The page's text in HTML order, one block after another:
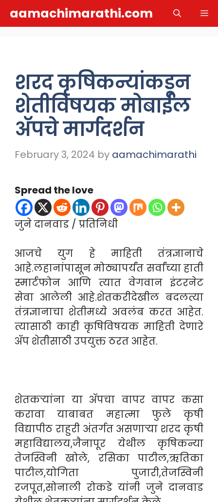
aamachimarathi.com
शरद कृषिकन्यांकडून
शेतीविषयक मोबाईल
ॲपचे मार्गदर्शन
February 3, 2024 by aamachimarathi
Spread the love
जुने दानवाड / प्रतिनिधी
आजचे युग हे माहिती तंत्रज्ञानाचे
आहे.लहानांपासून मोठ्यापर्यंत सर्वांच्या हाती
स्मार्टफोन आणि त्यात वेगवान इंटरनेट
सेवा आलेली आहे.शेतकरीदेखील बदलत्या
तंत्रज्ञानाचा शेतीमध्ये अवलंब करत आहेत.
त्यासाठी काही कृषिविषयक माहिती देणारे
ॲप शेतीसाठी उपयुक्त ठरत आहेत.
शेतकऱ्यांना या ॲपचा वापर वापर कसा
करावा याबाबत महात्मा फुले कृषी
विद्यापीठ राहुरी अंतर्गत असणाऱ्या शरद कृषी
महाविद्यालय,जैनापूर येथील कृषिकन्या
तेजस्विनी खोले, रसिका पाटील,ऋतिका
पाटील,योगिता पुजारी,तेजस्विनी
रजपूत,सोनाली रोकडे यांनी जुने दानवाड